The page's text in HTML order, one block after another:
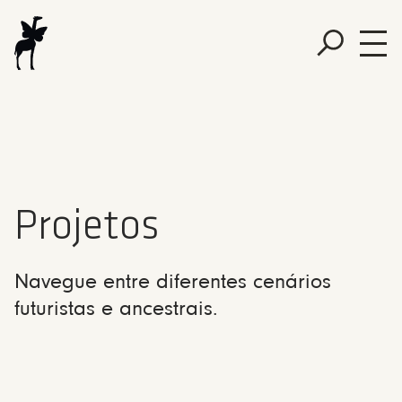
Projetos
Navegue entre diferentes cenários
futuristas e ancestrais.